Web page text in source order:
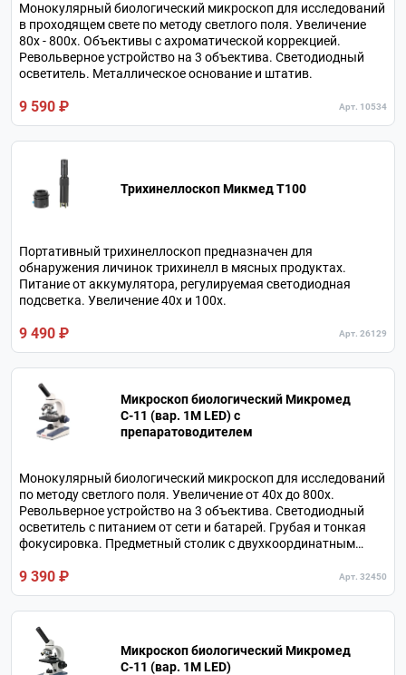
Монокулярный биологический микроскоп для исследований
в проходящем свете по методу светлого поля. Увеличение
80х - 800х. Объективы с ахроматической коррекцией.
Револьверное устройство на 3 объектива. Светодиодный
осветитель. Металлическое основание и штатив.
9 590 ₽ Арт. 10534
Трихинеллоскоп Микмед T100
Портативный трихинеллоскоп предназначен для
обнаружения личинок трихинелл в мясных продуктах.
Питание от аккумулятора, регулируемая светодиодная
подсветка. Увеличение 40х и 100х.
9 490 ₽ Арт. 26129
Микроскоп биологический Микромед
С-11 (вар. 1М LED) с
препаратоводителем
Монокулярный биологический микроскоп для исследований
по методу светлого поля. Увеличение от 40х до 800х.
Револьверное устройство на 3 объектива. Светодиодный
осветитель с питанием от сети и батарей. Грубая и тонкая
фокусировка. Предметный столик с двухкоординатным
9 390 ₽ Арт. 32450
Микроскоп биологический Микромед
С-11 (вар. 1М LED)